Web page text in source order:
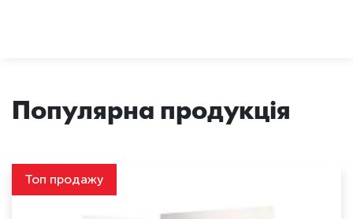
Популярна продукція
Топ продажу